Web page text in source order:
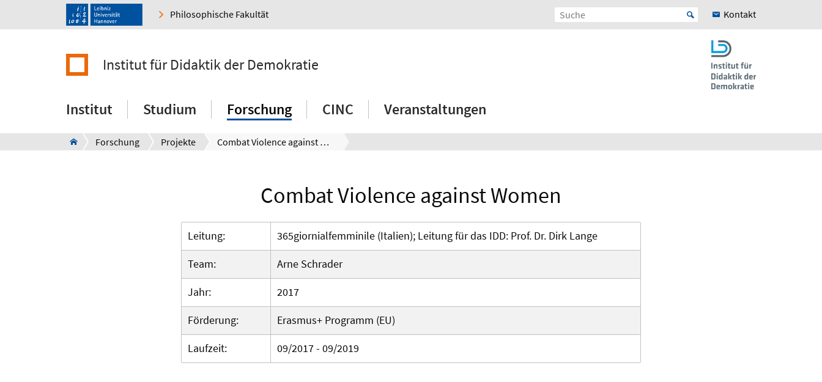
Philosophische Fakultät Kontakt
Institut für Didaktik der Demokratie
Institut Studium Forschung CINC Veranstaltungen
Forschung Projekte Combat Violence against Women
Combat Violence against Women
Leitung:
365giornialfemminile (Italien); Leitung für das IDD: Prof. Dr. Dirk Lange
Team:
Arne Schrader
Jahr:
2017
Förderung:
Erasmus+ Programm (EU)
Laufzeit:
09/2017 - 09/2019